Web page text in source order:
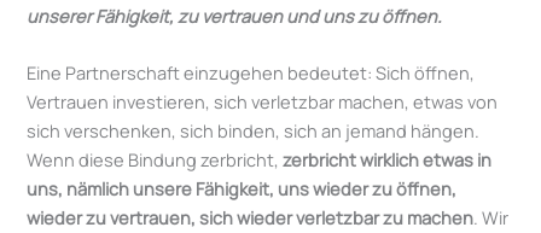
unserer Fähigkeit, zu vertrauen und uns zu öffnen.
Eine Partnerschaft einzugehen bedeutet: Sich öffnen,
Vertrauen investieren, sich verletzbar machen, etwas von
sich verschenken, sich binden, sich an jemand hängen.
Wenn diese Bindung zerbricht,zerbricht wirklich etwas in
uns, nämlich unsere Fähigkeit, uns wieder zu öffnen,
wieder zu vertrauen, sich wieder verletzbar zu machen. Wir